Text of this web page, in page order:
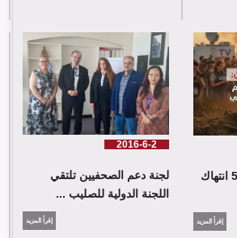
لجنة دعم الصحفيين: 58 انتهاك بحق الإعلام الفلسطيني خلال حزيران/
لجنة دعم الصحفيين: 58 انتهاك
إقرأ المزيد
2016-6-2
لجنة دعم الصحفيين تلتقي
اللجنة الدولية للصليب ...
إقرأ المزيد